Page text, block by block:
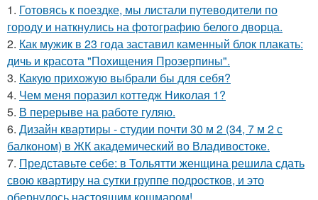
1. Готовясь к поездке, мы листали путеводители по
городу и наткнулись на фотографию белого дворца.
2. Как мужик в 23 года заставил каменный блок плакать:
дичь и красота "Похищения Прозерпины".
3. Какую прихожую выбрали бы для себя?
4. Чем меня поразил коттедж Николая 1?
5. В перерыве на работе гуляю.
6. Дизайн квартиры - студии почти 30 м 2 (34, 7 м 2 с
балконом) в ЖК академический во Владивостоке.
7. Представьте себе: в Тольятти женщина решила сдать
свою квартиру на сутки группе подростков, и это
обернулось настоящим кошмаром!